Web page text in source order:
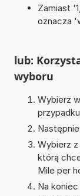
Zamiast
oznacza
lub:
wyboru
Wybierz
Wybierz
którą
Mile per
Na